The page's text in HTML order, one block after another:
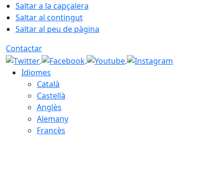
Saltar a la capçalera
Saltar al contingut
Saltar al peu de pàgina
Contactar
Idiomes
Català
Castellà
Anglès
Alemany
Francès